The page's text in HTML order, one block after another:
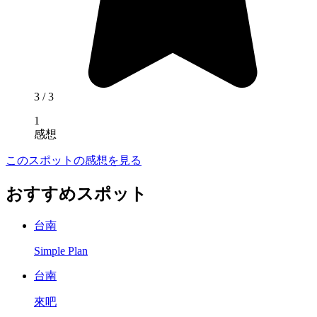
3 / 3
1
感想
このスポットの感想を見る
おすすめスポット
台南
Simple Plan
台南
來吧